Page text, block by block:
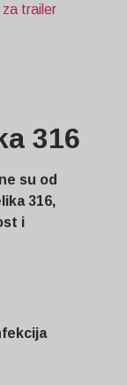
trailer
316
su od
316,
i